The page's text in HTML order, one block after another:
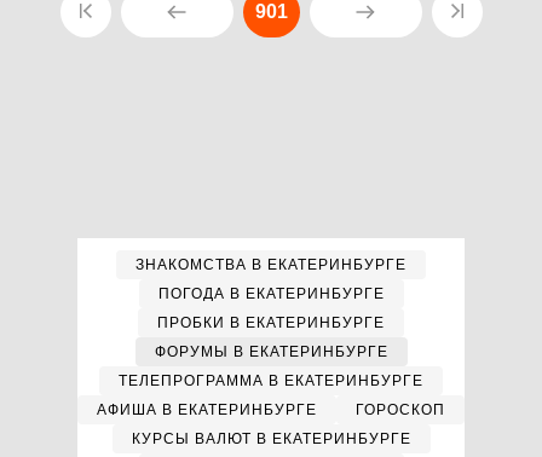
901
ЗНАКОМСТВА В ЕКАТЕРИНБУРГЕ
ПОГОДА В ЕКАТЕРИНБУРГЕ
ПРОБКИ В ЕКАТЕРИНБУРГЕ
ФОРУМЫ В ЕКАТЕРИНБУРГЕ
ТЕЛЕПРОГРАММА В ЕКАТЕРИНБУРГЕ
АФИША В ЕКАТЕРИНБУРГЕ
ГОРОСКОП
КУРСЫ ВАЛЮТ В ЕКАТЕРИНБУРГЕ